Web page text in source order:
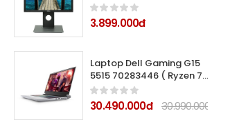
3.899.000đ
Laptop Dell Gaming G15
5515 70283446 ( Ryzen 7
5800H/ 16Gb/512Gb
SSD/15.6" FHD/ RTX3060
6GB/Office HS 21/ McAfee
30.490.000đ 30.990.000đ